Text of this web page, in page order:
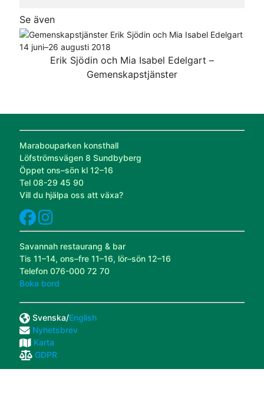
Se även
Erik Sjödin och Mia Isabel Edelgart –
Gemenskapstjänster
Marabouparken konsthall
Löfströmsvägen 8 Sundbyberg
Öppet ons–sön kl 12–16
Tel 08-29 45 90
Vill du hjälpa oss att växa?
Savannah restaurang & bar
Tis 11–14, ons–fre 11–16, lör–sön 12–16
Telefon 076-000 72 70
Boka bord
Svenska/English
Nyhetsbrev
Karta
GDPR